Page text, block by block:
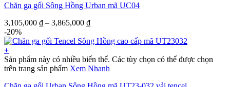
Chăn ga gối Sông Hồng Urban mã UC04
3,105,000 ₫ – 3,865,000 ₫
-20%
+
Sản phẩm này có nhiều biến thể. Các tùy chọn có thể được chọn
trên trang sản phẩm Xem Nhanh